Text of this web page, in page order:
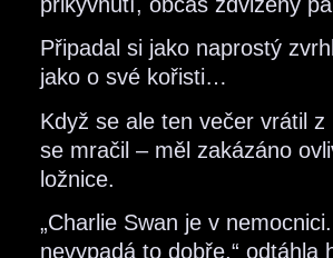
Připadal si jako naprostý
jako o své kořisti…
Když se ale ten večer vrátil
se mračil – měl zakázáno
ložnice.
„Charlie Swan je v
nevypadá to dobře,“ odtáhla